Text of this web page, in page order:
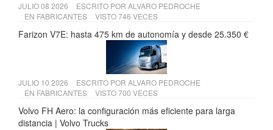
JULIO 08 2026 ESCRITO POR ALVARO PEDROCHE
EN FABRICANTES VISTO 746 VECES
Farizon V7E: hasta 475 km de autonomía y desde 25.350 €
JULIO 10 2026 ESCRITO POR ALVARO PEDROCHE
EN FABRICANTES VISTO 700 VECES
Volvo FH Aero: la configuración más eficiente para larga
distancia | Volvo Trucks